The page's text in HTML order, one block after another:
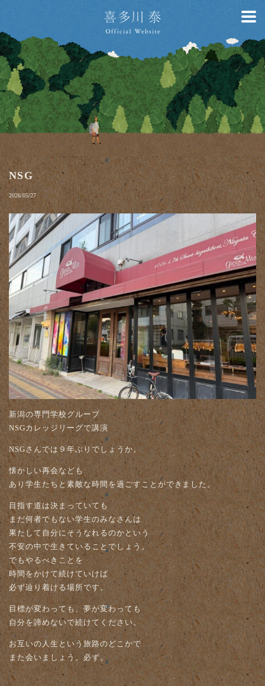
NSG
2026/05/27
新潟の専門学校グループ
NSGカレッジリーグで講演
NSGさんでは９年ぶりでしょうか。
懐かしい再会なども
あり学生たちと素敵な時間を過ごすことができました。
目指す道は決まっていても
まだ何者でもない学生のみなさんは
果たして自分にそうなれるのかという
不安の中で生きていることでしょう。
でもやるべきことを
時間をかけて続けていけば
必ず辿り着ける場所です。
目標が変わっても、夢が変わっても
自分を諦めないで続けてください。
お互いの人生という旅路のどこかで
また会いましょう。必ず。